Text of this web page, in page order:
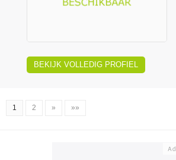
BEKIJK VOLLEDIG PROFIEL
1 2 » »»